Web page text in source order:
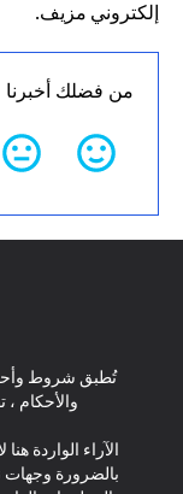
إلكتروني مزيف.
من فضلك
تُطبق شروط
والأحكام
الآراء الواردة
بالضرورة وجهات